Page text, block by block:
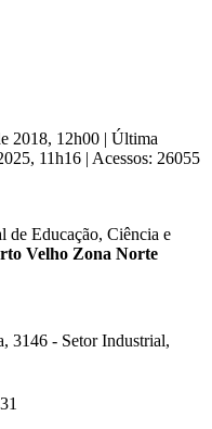
2018, 12h00 | Última
11h16 | Acessos: 26055
de Educação, Ciência e
Velho Zona Norte
3146 - Setor Industrial,